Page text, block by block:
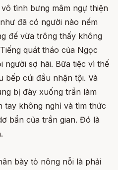
tình bưng mâm ngự thiện
đã có người nào nếm
đế vừa trông thấy không
quát tháo của Ngọc
người sợ hãi. Bữa tiệc vì thế
bếp cúi đầu nhận tội. Và
bị đày xuống trần làm
tay không nghỉ và tìm thức
bẩn của trần gian. Đó là
bày tỏ nông nỗi là phải